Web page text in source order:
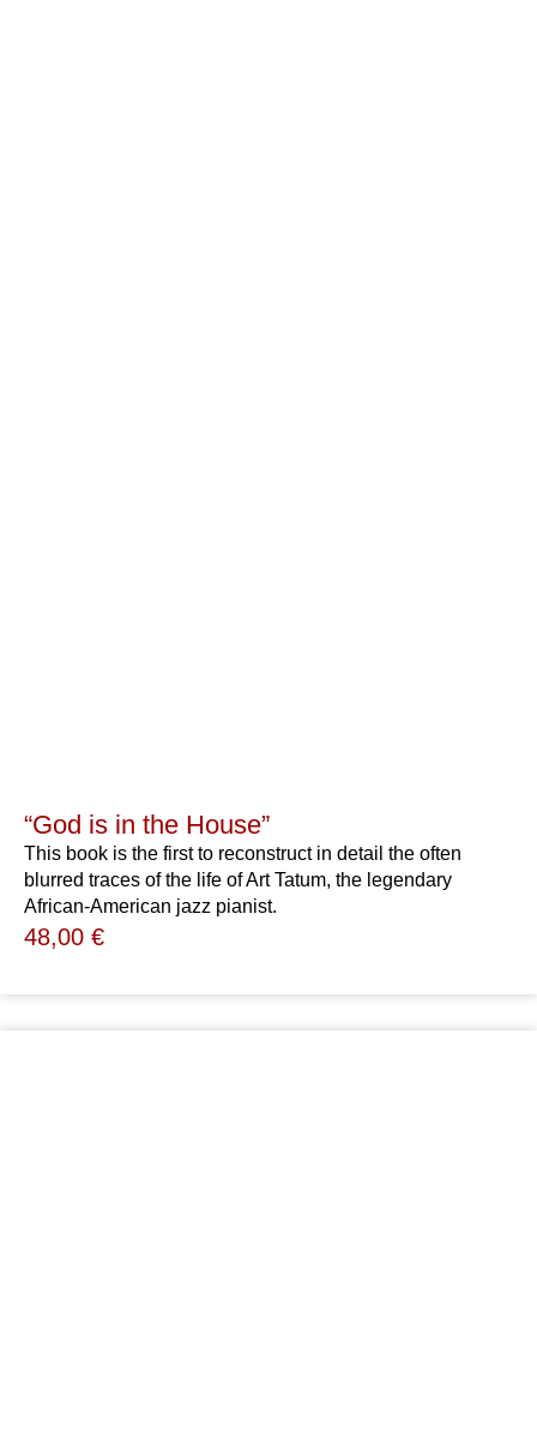
“God is in the House”
This book is the first to reconstruct in detail the often
blurred traces of the life of Art Tatum, the legendary
African-American jazz pianist.
48,00 €